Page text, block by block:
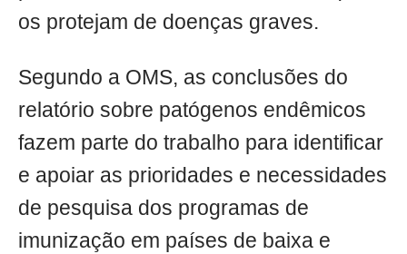
os protejam de doenças graves.
Segundo a OMS, as conclusões do
relatório sobre patógenos endêmicos
fazem parte do trabalho para identificar
e apoiar as prioridades e necessidades
de pesquisa dos programas de
imunização em países de baixa e